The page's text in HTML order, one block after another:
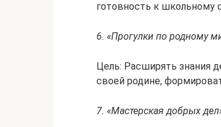
готовность к школьному
6. «Прогулки по родному
Цель: Расширять знания
своей родине,
7. «Мастерская добрых